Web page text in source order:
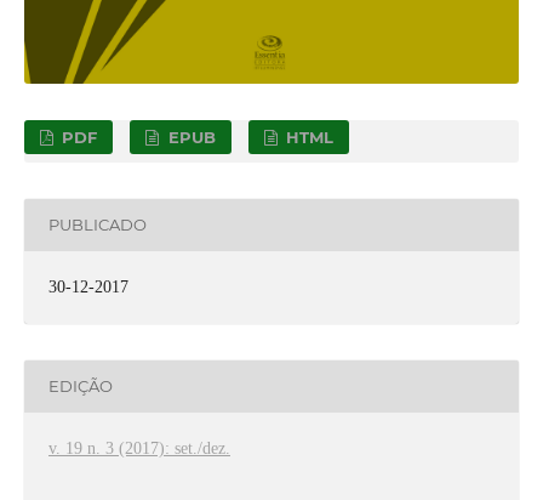
PDF EPUB HTML
PUBLICADO
30-12-2017
EDIÇÃO
v. 19 n. 3 (2017): set./dez.